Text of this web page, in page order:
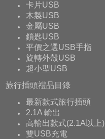
卡片USB
木製USB
金屬USB
鎖匙USB
平價之選USB手指
旋轉外殼USB
超小型USB
旅行插頭禮品目錄
最新款式旅行插頭
2.1A 輸出
高輸出款式(2.1A以上)
雙USB充電